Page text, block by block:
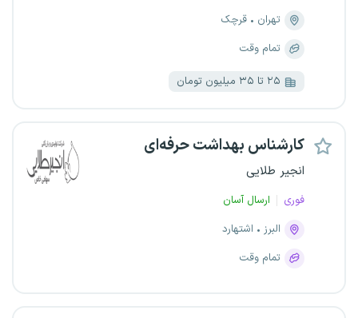
تهران
قرچک
تمام وقت
۲۵ تا ۳۵ میلیون تومان
کارشناس بهداشت حرفه‌ای
انجیر طلایی
فوری
ارسال آسان
البرز
اشتهارد
تمام وقت